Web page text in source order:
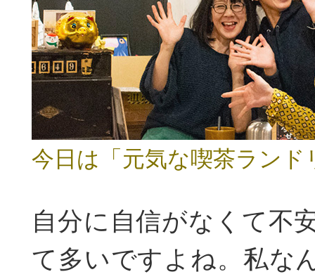
今日は「元気な喫茶ランド
自分に自信がなくて不
て多いですよね。私な